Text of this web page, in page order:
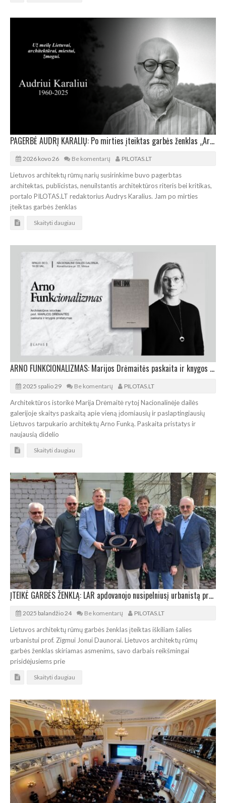
PAGERBĖ AUDRĮ KARALIŲ: Po mirties įteiktas garbės ženklas „Architektų žiedas“
2026 kovo 26 Be komentarų PILOTAS.LT
Lietuvos architektų rūmų narių susirinkime buvo pagerbtas
architektas, publicistas, nenuilstantis architektūros riteris bei kritikas,
portalo PILOTAS.LT redaktorius Audrys Karalius. Jam po mirties
įteiktas garbės ženklas
Skaityti daugiau
ARNO FUNKCIONALIZMAS: Marijos Drėmaitės paskaita ir knygos pristatymas NDG
2025 spalio 29 Be komentarų PILOTAS.LT
Architektūros istorikė Marija Drėmaitė rytoj Nacionalinėje dailės
galerijoje skaitys paskaitą apie vieną įdomiausių ir paslaptingiausių
Lietuvos tarpukario architektų Arno Funką. Paskaita pristatys ir
naujausią didelio
Skaityti daugiau
ĮTEIKĖ GARBĖS ŽENKLĄ: LAR apdovanojo nusipelniusį urbanistą prof. Zigmą Joną Daunorą
2025 balandžio 24 Be komentarų PILOTAS.LT
Lietuvos architektų rūmų garbės ženklas įteiktas iškiliam šalies
urbanistui prof. Zigmui Jonui Daunorai. Lietuvos architektų rūmų
garbės ženklas skiriamas asmenims, savo darbais reikšmingai
prisidėjusiems prie
Skaityti daugiau